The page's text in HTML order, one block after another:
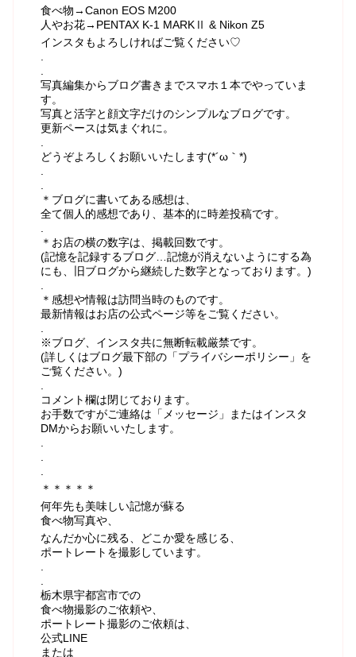
食べ物→Canon EOS M200
人やお花→PENTAX K-1 MARKⅡ & Nikon Z5
インスタもよろしければご覧ください♡
写真編集からブログ書きまでスマホ１本でやっていま
す。
写真と活字と顔文字だけのシンプルなブログです。
更新ペースは気まぐれに。
どうぞよろしくお願いいたします(*´ω｀*)
＊ブログに書いてある感想は、
全て個人的感想であり、基本的に時差投稿です。
＊お店の横の数字は、掲載回数です。
(記憶を記録するブログ…記憶が消えないようにする為
にも、旧ブログから継続した数字となっております。)
＊感想や情報は訪問当時のものです。
最新情報はお店の公式ページ等をご覧ください。
※ブログ、インスタ共に無断転載厳禁です。
(詳しくはブログ最下部の「プライバシーポリシー」を
ご覧ください。)
コメント欄は閉じております。
お手数ですがご連絡は「メッセージ」またはインスタ
DMからお願いいたします。
＊＊＊＊＊
何年先も美味しい記憶が蘇る
食べ物写真や、
なんだか心に残る、どこか愛を感じる、
ポートレートを撮影しています。
.
.
栃木県宇都宮市での
食べ物撮影のご依頼や、
ポートレート撮影のご依頼は、
公式LINE
または